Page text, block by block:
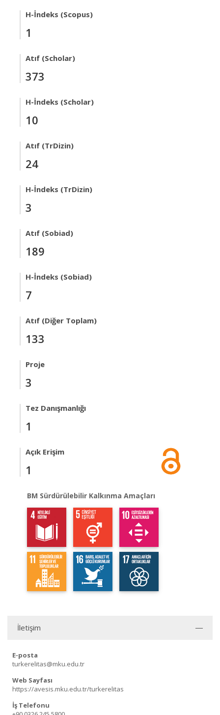
H-İndeks (Scopus)
1
Atıf (Scholar)
373
H-İndeks (Scholar)
10
Atıf (TrDizin)
24
H-İndeks (TrDizin)
3
Atıf (Sobiad)
189
H-İndeks (Sobiad)
7
Atıf (Diğer Toplam)
133
Proje
3
Tez Danışmanlığı
1
Açık Erişim
1
BM Sürdürülebilir Kalkınma Amaçları
İletişim
E-posta
turkerelitas@mku.edu.tr
Web Sayfası
https://avesis.mku.edu.tr/turkerelitas
İş Telefonu